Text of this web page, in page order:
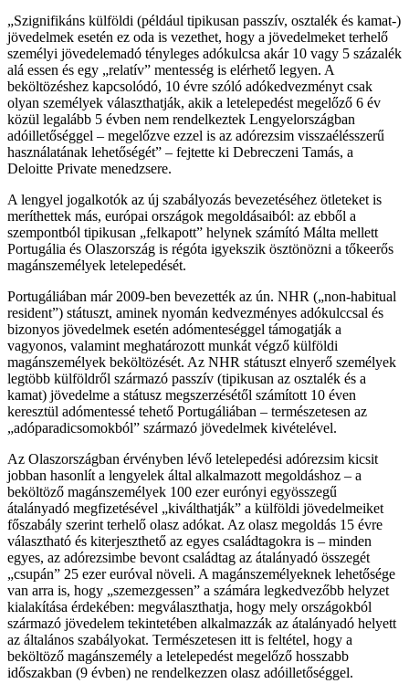
Szignifikáns külföldi (például tipikusan passzív, osztalék és kamat-)
jövedelmek esetén ez oda is vezethet, hogy a jövedelmeket terhelő
személyi jövedelemadó tényleges adókulcsa akár 10 vagy 5 százalék
alá essen és egy „relatív” mentesség is elérhető legyen. A
beköltözéshez kapcsolódó, 10 évre szóló adókedvezményt csak
olyan személyek választhatják, akik a letelepedést megelőző 6 év
közül legalább 5 évben nem rendelkeztek Lengyelországban
adóilletőséggel – megelőzve ezzel is az adórezsim visszaélésszerű
használatának lehetőségét
– fejtette ki Debreczeni Tamás, a
Deloitte Private menedzsere.
A lengyel jogalkotók az új szabályozás bevezetéséhez ötleteket is
meríthettek más, európai országok megoldásaiból: az ebből a
szempontból tipikusan „felkapott” helynek számító Málta mellett
Portugália és Olaszország is régóta igyekszik ösztönözni a tőkeerős
magánszemélyek letelepedését.
Portugáliában már 2009-ben bevezették az ún. NHR („non-habitual
resident”) státuszt, aminek nyomán kedvezményes adókulccsal és
bizonyos jövedelmek esetén adómenteséggel támogatják a
vagyonos, valamint meghatározott munkát végző külföldi
magánszemélyek beköltözését. Az NHR státuszt elnyerő személyek
legtöbb külföldről származó passzív (tipikusan az osztalék és a
kamat) jövedelme a státusz megszerzésétől számított 10 éven
keresztül adómentessé tehető Portugáliában – természetesen az
„adóparadicsomokból” származó jövedelmek kivételével.
Az Olaszországban érvényben lévő letelepedési adórezsim kicsit
jobban hasonlít a lengyelek által alkalmazott megoldáshoz – a
beköltöző magánszemélyek 100 ezer eurónyi egyösszegű
átalányadó megfizetésével „kiválthatják” a külföldi jövedelmeiket
főszabály szerint terhelő olasz adókat. Az olasz megoldás 15 évre
választható és kiterjeszthető az egyes családtagokra is – minden
egyes, az adórezsimbe bevont családtag az átalányadó összegét
„csupán” 25 ezer euróval növeli. A magánszemélyeknek lehetősége
van arra is, hogy „szemezgessen” a számára legkedvezőbb helyzet
kialakítása érdekében: megválaszthatja, hogy mely országokból
származó jövedelem tekintetében alkalmazzák az átalányadó helyett
az általános szabályokat. Természetesen itt is feltétel, hogy a
beköltöző magánszemély a letelepedést megelőző hosszabb
időszakban (9 évben) ne rendelkezzen olasz adóilletőséggel.